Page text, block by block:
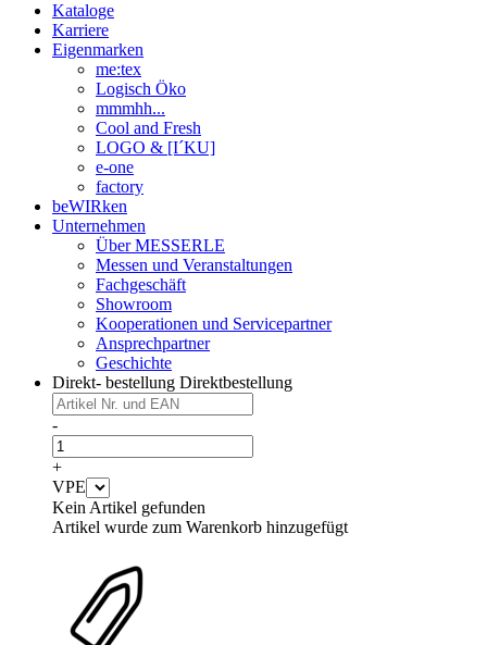
Kataloge
Karriere
Eigenmarken
me:tex
Logisch Öko
mmmhh...
Cool and Fresh
LOGO & [I´KU]
e-one
factory
beWIRken
Unternehmen
Über MESSERLE
Messen und Veranstaltungen
Fachgeschäft
Showroom
Kooperationen und Servicepartner
Ansprechpartner
Geschichte
Direkt- bestellung Direktbestellung
-
+
VPE
Kein Artikel gefunden
Artikel wurde zum Warenkorb hinzugefügt